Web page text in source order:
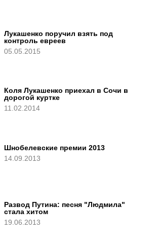
Лукашенко поручил взять под
контроль евреев
05.05.2015
Коля Лукашенко приехал в Сочи в
дорогой куртке
11.02.2014
Шнобелевские премии 2013
14.09.2013
Развод Путина: песня "Людмила"
стала хитом
19.06.2013